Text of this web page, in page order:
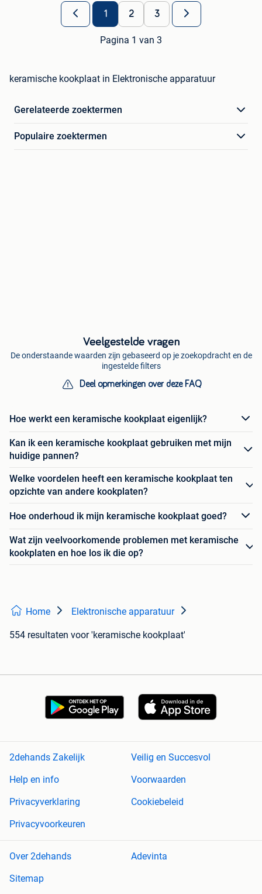
1 2 3
Pagina 1 van 3
keramische kookplaat in Elektronische apparatuur
Gerelateerde zoektermen
Populaire zoektermen
Veelgestelde vragen
De onderstaande waarden zijn gebaseerd op je zoekopdracht en de
ingestelde filters
Deel opmerkingen over deze FAQ
Hoe werkt een keramische kookplaat eigenlijk?
Kan ik een keramische kookplaat gebruiken met mijn
huidige pannen?
Welke voordelen heeft een keramische kookplaat ten
opzichte van andere kookplaten?
Hoe onderhoud ik mijn keramische kookplaat goed?
Wat zijn veelvoorkomende problemen met keramische
kookplaten en hoe los ik die op?
Home Elektronische apparatuur
554 resultaten voor 'keramische kookplaat'
2dehands Zakelijk
Veilig en Succesvol
Help en info
Voorwaarden
Privacyverklaring
Cookiebeleid
Privacyvoorkeuren
Over 2dehands
Adevinta
Sitemap